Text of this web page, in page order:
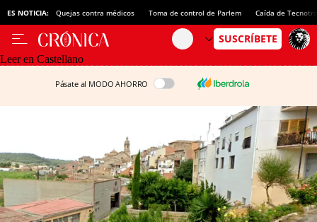
ES NOTICIA: Quejas contra médicos Toma de control de Parlem Caída de
Leer en Castellano
Pásate al MODO AHORRO